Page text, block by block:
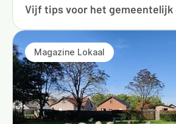
Vijf tips voor het
Magazine Lokaal